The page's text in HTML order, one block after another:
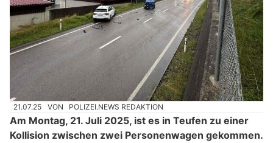
21.07.25 VON POLIZEI.NEWS REDAKTION
Am Montag, 21. Juli 2025, ist es in Teufen zu einer
Kollision zwischen zwei Personenwagen gekommen.